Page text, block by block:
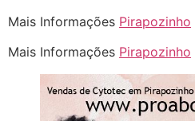
Mais Informações Pirapozinho
Mais Informações Pirapozinho
Deve ser
22/05/2026
G